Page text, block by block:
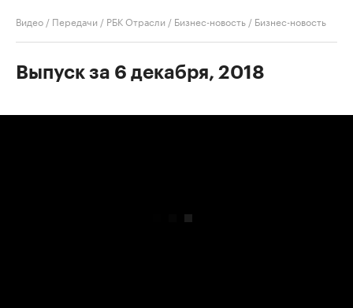
Видео / Передачи / РБК Отрасли / Бизнес-новость / Бизнес-новость
Выпуск за 6 декабря, 2018